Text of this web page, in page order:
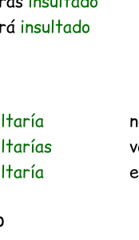
insultado